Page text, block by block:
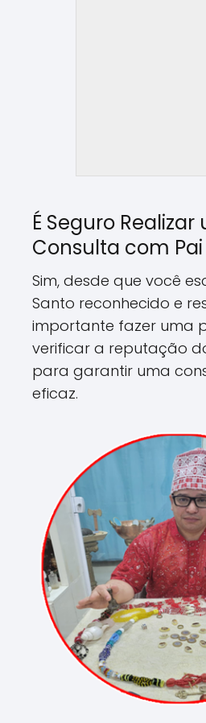
É Seguro Realizar
Consulta com
Sim, desde que você
Santo reconhecido e
importante fazer uma
verificar a reputação
para garantir uma
eficaz.